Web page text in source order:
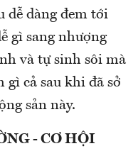
dễ dàng đem tới
gì sang nhượng
và tự sinh sôi mà
cả sau khi đã sở
sản này.
- CƠ HỘI